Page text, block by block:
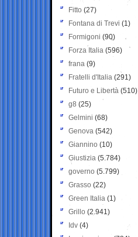
Fitto (27)
Fontana di Trevi (1)
Formigoni (90)
Forza Italia (596)
frana (9)
Fratelli d'Italia (291)
Futuro e Libertà (510)
g8 (25)
Gelmini (68)
Genova (542)
Giannino (10)
Giustizia (5.784)
governo (5.799)
Grasso (22)
Green Italia (1)
Grillo (2.941)
Idv (4)